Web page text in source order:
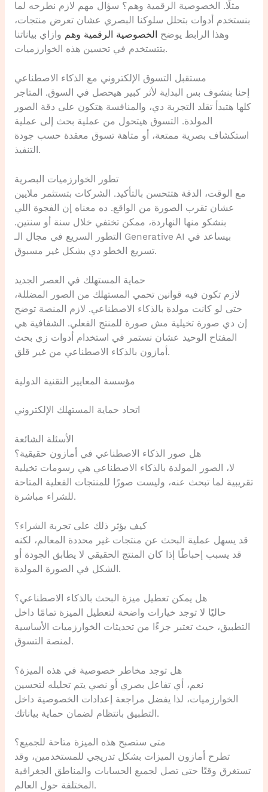
مثلًا. الخصوصية الرقمية وهم؟ سؤال مهم لازم نطرحه لما
بنستخدم أدوات بتحلل سلوكنا البصري عشان تعرض منتجات،
وهذا الرابط يوضح
الخصوصية الرقمية وهم وازاي بياناتنا
بتتستخدم في تحسين هذه الخوارزميات.
مستقبل التسوق الإلكتروني مع الذكاء الاصطناعي
إحنا بنشوف بس البداية لأثر كبير هيحصل في السوق. المتاجر
كلها هتبدأ تقلد التجربة دي، والمنافسة هتكون على دقة الصور
المولدة. التسوق هيتحول من عملية بحث إلى عملية
استكشاف بصرية ممتعة، أو متاهة تسوق معقدة حسب جودة
التنفيذ.
تطور الخوارزميات البصرية
مع الوقت، الدقة هتتحسن بالتأكيد. الشركات بتستثمر ملايين
عشان تقرب الصورة من الواقع. ده معناه إن الفجوة اللي
بنشكو منها النهاردة، ممكن تختفي خلال سنة أو سنتين.
التطور السريع في مجال الـ Generative AI بيساعد في
تسريع الخطو دي بشكل غير مسبوق.
حماية المستهلك في العصر الجديد
لازم تكون فيه قوانين تحمي المستهلك من الصور المضللة،
حتى لو كانت مولدة بالذكاء الاصطناعي. لازم المنصة توضح
إن دي صورة تخيلية مش صورة للمنتج الفعلي. الشفافية هي
المفتاح الوحيد عشان نستمر في استخدام أدوات زي بحث
أمازون بالذكاء الاصطناعي من غير قلق.
مؤسسة المعايير التقنية الدولية
اتحاد حماية المستهلك الإلكتروني
الأسئلة الشائعة
هل صور الذكاء الاصطناعي في أمازون حقيقية؟
لا، الصور المولدة بالذكاء الاصطناعي هي رسومات تخيلية
تقريبية لما تبحث عنه، وليست صورًا للمنتجات الفعلية المتاحة
للشراء مباشرة.
كيف يؤثر ذلك على تجربة الشراء؟
قد يسهل عملية البحث عن منتجات غير محددة المعالم، لكنه
قد يسبب إحباطًا إذا كان المنتج الحقيقي لا يطابق الجودة أو
الشكل في الصورة المولدة.
هل يمكن تعطيل ميزة البحث بالذكاء الاصطناعي؟
حاليًا لا توجد خيارات واضحة لتعطيل الميزة تمامًا داخل
التطبيق، حيث تعتبر جزءًا من تحديثات الخوارزميات الأساسية
لمنصة التسوق.
هل توجد مخاطر خصوصية في هذه الميزة؟
نعم، أي تفاعل بصري أو نصي يتم تحليله لتحسين
الخوارزميات، لذا يفضل مراجعة إعدادات الخصوصية داخل
التطبيق بانتظام لضمان حماية بياناتك.
متى ستصبح هذه الميزة متاحة للجميع؟
تطرح أمازون الميزات بشكل تدريجي للمستخدمين، وقد
تستغرق وقتًا حتى تصل لجميع الحسابات والمناطق الجغرافية
المختلفة حول العالم.